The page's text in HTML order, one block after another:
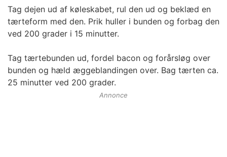
Tag dejen ud af køleskabet, rul den ud og beklæd en
tærteform med den. Prik huller i bunden og forbag den
ved 200 grader i 15 minutter.
Tag tærtebunden ud, fordel bacon og forårsløg over
bunden og hæld æggeblandingen over. Bag tærten ca.
25 minutter ved 200 grader.
Annonce